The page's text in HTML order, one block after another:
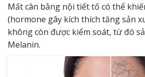
Mất cân bằng nội tiết tố có thể
(hormone gây kích thích tăng sản
không còn được kiểm soát, từ đó
Melanin.